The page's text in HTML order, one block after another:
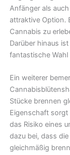
Anfänger als
attraktive Option.
Cannabis zu
Darüber hinaus
fantastische
Ein weiterer
Stücke brennen
Eigenschaft sorgt
das Risiko eines
dazu bei, dass
gleichmäßig